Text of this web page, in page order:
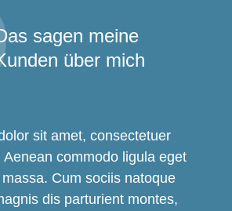
sagen meine
über mich
sit amet, consectetuer
commodo ligula eget
Cum sociis natoque
dis parturient montes,